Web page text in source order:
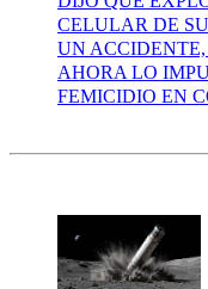
CELULAR DE
UN ACCIDENTE,
AHORA LO
FEMICIDIO EN